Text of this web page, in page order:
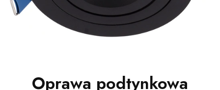
Oprawa podtynkowa